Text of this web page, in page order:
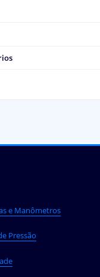
e Manômetros
Pressão